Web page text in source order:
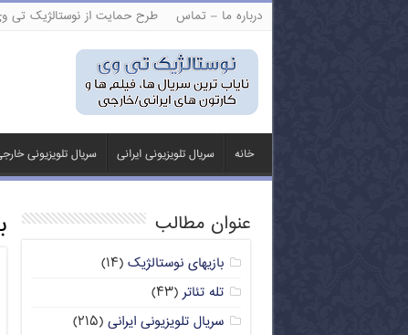
درباره ما – تماس طرح حمایت از نوستالژیک تی
خانه سریال تلویزیونی ایرانی سریال تلویزیونی
عنوان مطالب
بازیهای نوستالژیک (۱۴)
تله تئاتر(۴۳)
سریال تلویزیونی ایرانی (۲۱۵)